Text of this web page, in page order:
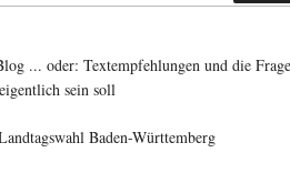
... oder: Textempfehlungen und die
sein soll
Baden-Württemberg